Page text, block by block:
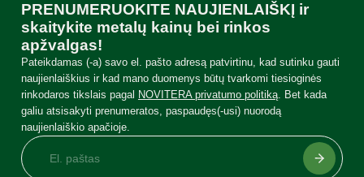
PRENUMERUOKITE NAUJIENLAIŠKĮ ir
skaitykite metalų kainų bei rinkos
apžvalgas!
Pateikdamas (-a) savo el. pašto adresą patvirtinu, kad sutinku gauti
naujienlaiškius ir kad mano duomenys būtų tvarkomi tiesioginės
rinkodaros tikslais pagal NOVITERA privatumo politiką. Bet kada
galiu atsisakyti prenumeratos, paspaudęs(-usi) nuorodą
naujienlaiškio apačioje.